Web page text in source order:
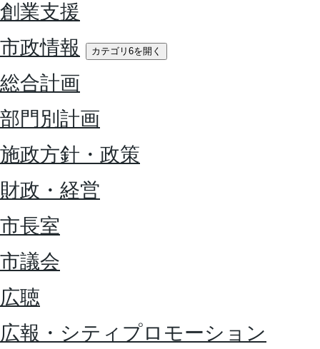
創業支援
市政情報
カテゴリ6を開く
総合計画
部門別計画
施政方針・政策
財政・経営
市長室
市議会
広聴
広報・シティプロモーション